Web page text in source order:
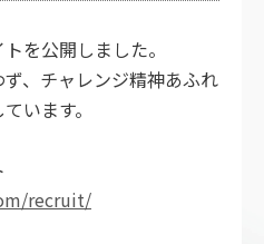
を公開しました。
、チャレンジ精神あふれ
います。
recruit/